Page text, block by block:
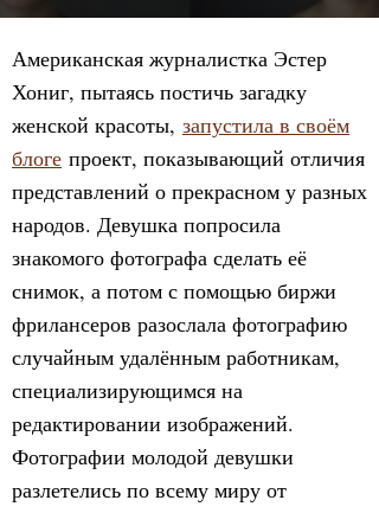
Американская журналистка Эстер
Хониг, пытаясь постичь загадку
женской красоты, запустила в своём
блоге проект, показывающий отличия
представлений о прекрасном у разных
народов. Девушка попросила
знакомого фотографа сделать её
снимок, а потом с помощью биржи
фрилансеров разослала фотографию
случайным удалённым работникам,
специализирующимся на
редактировании изображений.
Фотографии молодой девушки
разлетелись по всему миру от